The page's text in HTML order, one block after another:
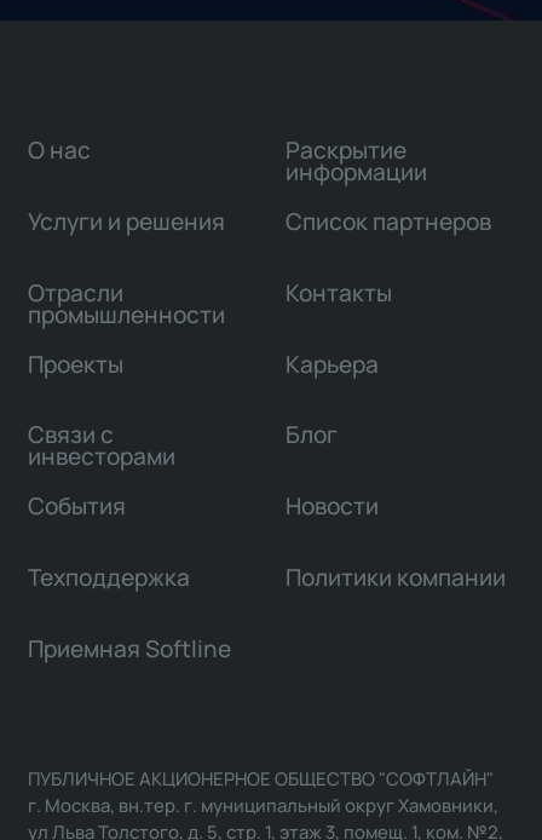
О нас
Услуги и решения
Отрасли
промышленности
Проекты
Связи с
инвесторами
Раскрытие
информации
Список партнеров
Контакты
Карьера
Блог
События Новости
Техподдержка Политики компании
Приемная Softline
ПУБЛИЧНОЕ АКЦИОНЕРНОЕ ОБЩЕСТВО "СОФТЛАЙН"
г. Москва, вн.тер. г. муниципальный округ Хамовники,
ул Льва Толстого, д. 5, стр. 1, этаж 3, помещ. 1, ком. №2,